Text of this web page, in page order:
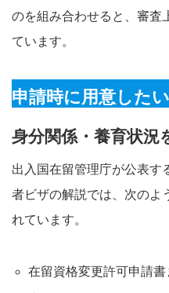
のを組み合わせると、審査
ています。
申請時に用意した
身分関係・養育状況
出入国在留管理庁が公表す
者ビザの解説では、次のよ
れています。
在留資格変更許可申請